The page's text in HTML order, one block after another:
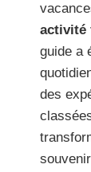
activité
guide a
des